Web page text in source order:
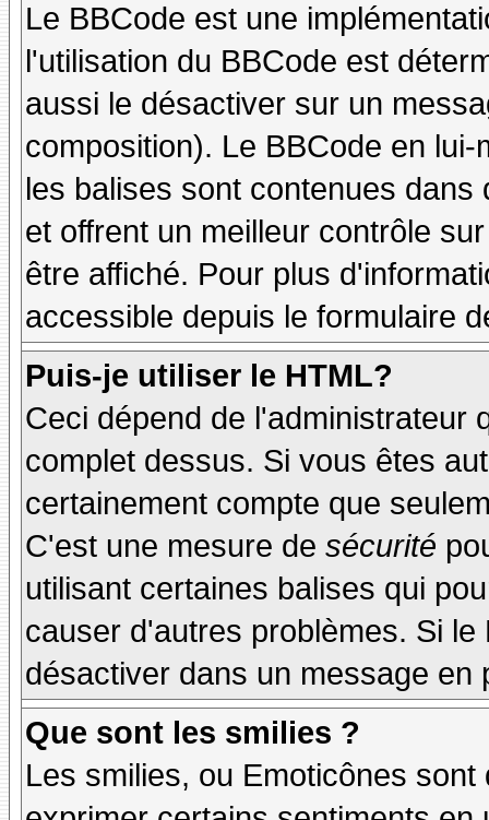
Le BBCode est une
l'utilisation du BBCode est
aussi le désactiver sur un
composition). Le BBCode en
les balises sont contenues
et offrent un meilleur contrôle
être affiché. Pour plus
accessible depuis le formulaire
Puis-je utiliser le HTML?
Ceci dépend de l'administrateur
complet dessus. Si vous êtes
certainement compte que
C'est une mesure de sécurité
utilisant certaines balises qui
causer d'autres problèmes. Si
désactiver dans un message
Que sont les smilies ?
Les smilies, ou Emoticônes